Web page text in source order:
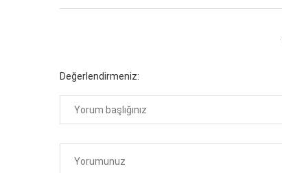
Değerlendirmeniz: